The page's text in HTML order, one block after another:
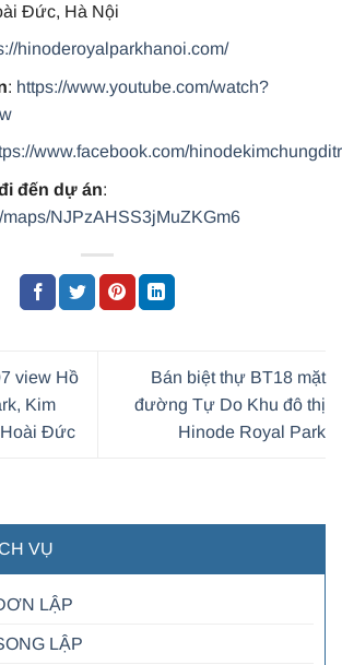
Đức, Hà Nội
hinoderoyalparkhanoi.com/
: https://www.youtube.com/watch?
www.facebook.com/
đến dự án:
maps/NJPzAHSS3jMuZKGm6
view Hồ
Kim
Hoài Đức
Bán biệt thự BT18 mặt
đường Tự Do Khu đô thị
Hinode Royal Park
VỤ
LẬP
LẬP